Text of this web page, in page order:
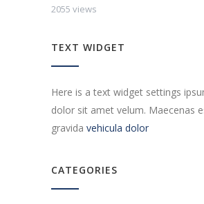
2055 views
TEXT WIDGET
Here is a text widget settings
dolor sit amet velum. Maecenas
gravida vehicula dolor
CATEGORIES